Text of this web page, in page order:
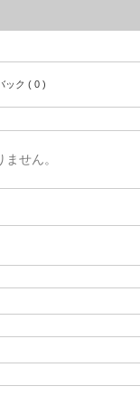
ック ( 0 )
せん。